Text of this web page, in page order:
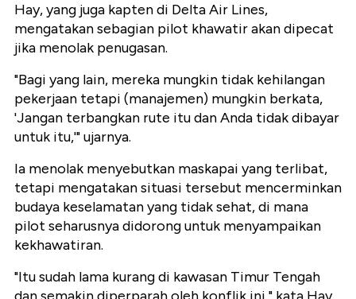
Hay, yang juga kapten di Delta Air Lines,
mengatakan sebagian pilot khawatir akan dipecat
jika menolak penugasan.
"Bagi yang lain, mereka mungkin tidak kehilangan
pekerjaan tetapi (manajemen) mungkin berkata,
'Jangan terbangkan rute itu dan Anda tidak dibayar
untuk itu,'" ujarnya.
Ia menolak menyebutkan maskapai yang terlibat,
tetapi mengatakan situasi tersebut mencerminkan
budaya keselamatan yang tidak sehat, di mana
pilot seharusnya didorong untuk menyampaikan
kekhawatiran.
"Itu sudah lama kurang di kawasan Timur Tengah